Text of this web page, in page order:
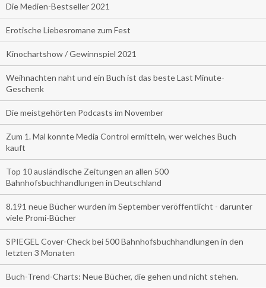
Die Medien-Bestseller 2021
Erotische Liebesromane zum Fest
Kinochartshow / Gewinnspiel 2021
Weihnachten naht und ein Buch ist das beste Last Minute-
Geschenk
Die meistgehörten Podcasts im November
Zum 1. Mal konnte Media Control ermitteln, wer welches Buch
kauft
Top 10 ausländische Zeitungen an allen 500
Bahnhofsbuchhandlungen in Deutschland
8.191 neue Bücher wurden im September veröffentlicht - darunter
viele Promi-Bücher
SPIEGEL Cover-Check bei 500 Bahnhofsbuchhandlungen in den
letzten 3 Monaten
Buch-Trend-Charts: Neue Bücher, die gehen und nicht stehen.